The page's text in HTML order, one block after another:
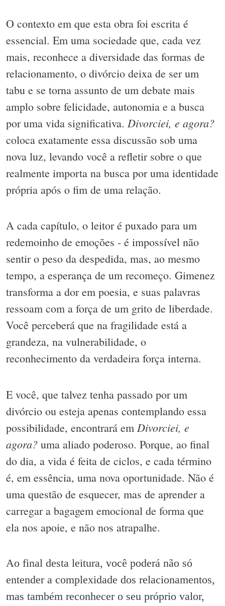
O contexto em que esta obra foi escrita é
essencial. Em uma sociedade que, cada vez
mais, reconhece a diversidade das formas de
relacionamento, o divórcio deixa de ser um
tabu e se torna assunto de um debate mais
amplo sobre felicidade, autonomia e a busca
por uma vida significativa. Divorciei, e agora?
coloca exatamente essa discussão sob uma
nova luz, levando você a refletir sobre o que
realmente importa na busca por uma identidade
própria após o fim de uma relação.
A cada capítulo, o leitor é puxado para um
redemoinho de emoções - é impossível não
sentir o peso da despedida, mas, ao mesmo
tempo, a esperança de um recomeço. Gimenez
transforma a dor em poesia, e suas palavras
ressoam com a força de um grito de liberdade.
Você perceberá que na fragilidade está a
grandeza, na vulnerabilidade, o
reconhecimento da verdadeira força interna.
E você, que talvez tenha passado por um
divórcio ou esteja apenas contemplando essa
possibilidade, encontrará em Divorciei, e
agora? uma aliado poderoso. Porque, ao final
do dia, a vida é feita de ciclos, e cada término
é, em essência, uma nova oportunidade. Não é
uma questão de esquecer, mas de aprender a
carregar a bagagem emocional de forma que
ela nos apoie, e não nos atrapalhe.
Ao final desta leitura, você poderá não só
entender a complexidade dos relacionamentos,
mas também reconhecer o seu próprio valor,